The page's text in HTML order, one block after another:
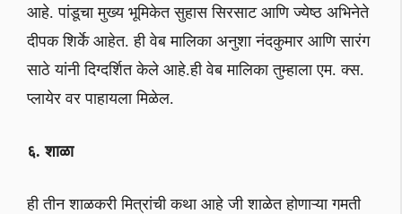
आहे. पांडूचा मुख्य भूमिकेत सुहास सिरसाट आणि ज्येष्ठ अभिनेते
दीपक शिर्के आहेत. ही वेब मालिका अनुशा नंदकुमार आणि सारंग
साठे यांनी दिग्दर्शित केले आहे.ही वेब मालिका तुम्हाला एम. क्स.
प्लायेर वर पाहायला मिळेल.
६. शाळा
ही तीन शाळकरी मित्रांची कथा आहे जी शाळेत होणाऱ्या गमती